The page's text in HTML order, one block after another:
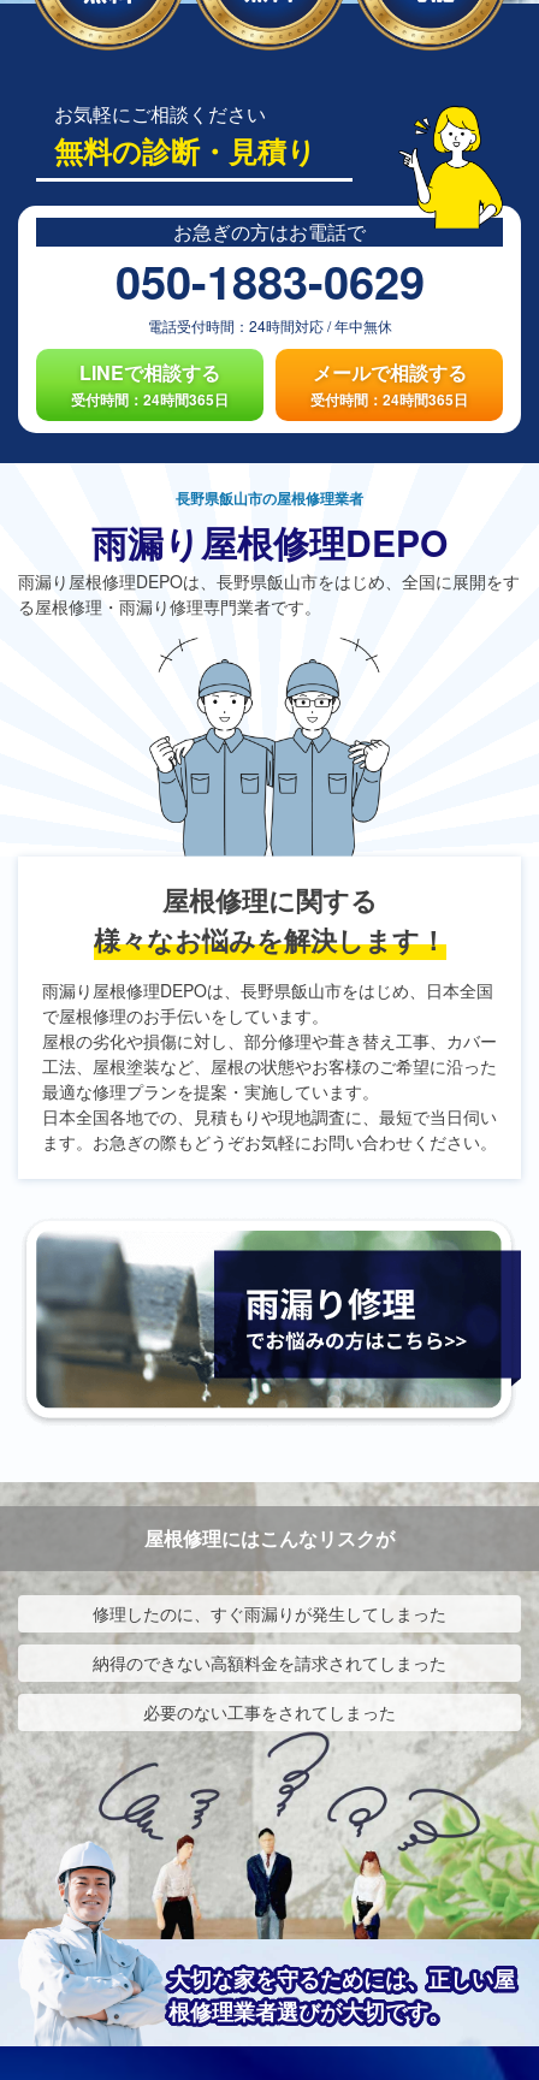
お気軽にご相談ください
無料の診断・見積り
お急ぎの方はお電話で
050-1883-0629
電話受付時間： 24時間対応/年中無休
LINEで相談する
受付時間：24時間365日
メールで相談する
受付時間：24時間365日
長野県飯山市の屋根修理業者
雨漏り屋根修理DEPO
雨漏り屋根修理DEPOは、長野県飯山市をはじめ、全国に展開をす
る屋根修理・雨漏り修理専門業者です。
屋根修理に関する
様々なお悩みを解決します！
雨漏り屋根修理DEPOは、長野県飯山市をはじめ、日本全国
で屋根修理のお手伝いをしています。
屋根の劣化や損傷に対し、部分修理や葺き替え工事、カバー
工法、屋根塗装など、屋根の状態やお客様のご希望に沿った
最適な修理プランを提案・実施しています。
日本全国各地での、見積もりや現地調査に、最短で当日伺い
ます。お急ぎの際もどうぞお気軽にお問い合わせください。
屋根修理にはこんなリスクが
修理したのに、すぐ雨漏りが発生してしまった
納得のできない高額料金を請求されてしまった
必要のない工事をされてしまった
大切な家を守るためには、正しい屋
根修理業者選びが大切です。